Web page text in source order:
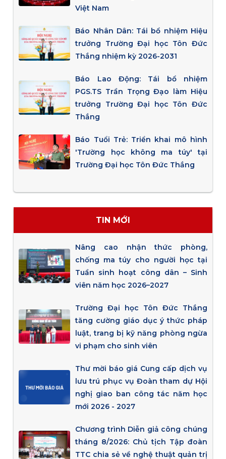
Việt Nam
Báo Nhân Dân: Tái bổ nhiệm Hiệu
trưởng Trường Đại học Tôn Đức
Thắng nhiệm kỳ 2026-2031
Báo Lao Động: Tái bổ nhiệm
PGS.TS Trần Trọng Đạo làm Hiệu
trưởng Trường Đại học Tôn Đức
Thắng
Báo Tuổi Trẻ: Triển khai mô hình
'Trường học không ma túy' tại
Trường Đại học Tôn Đức Thắng
TIN MỚI
Nâng cao nhận thức phòng,
chống ma túy cho người học tại
Tuần sinh hoạt công dân – Sinh
viên năm học 2026–2027
Trường Đại học Tôn Đức Thắng
tăng cường giáo dục ý thức pháp
luật, trang bị kỹ năng phòng ngừa
vi phạm cho sinh viên
Thư mời báo giá Cung cấp dịch vụ
lưu trú phục vụ Đoàn tham dự Hội
nghị giao ban công tác năm học
mới 2026 - 2027
Chương trình Diễn giả công chúng
tháng 8/2026: Chủ tịch Tập đoàn
TTC chia sẻ về nghệ thuật quản trị